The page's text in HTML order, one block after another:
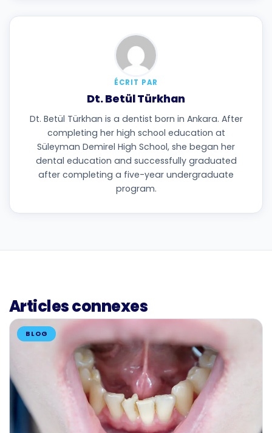
ÉCRIT PAR
Dt. Betül Türkhan
Dt. Betül Türkhan is a dentist born in Ankara. After
completing her high school education at
Süleyman Demirel High School, she began her
dental education and successfully graduated
after completing a five-year undergraduate
program.
Articles connexes
BLOG